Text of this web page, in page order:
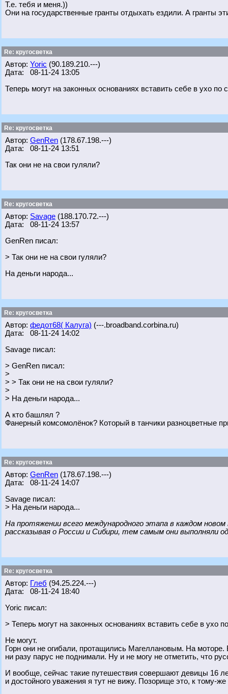
Т.е. тебя и меня.))
Они на государственные гранты отдыхать ездили. А гранты
Re: кругосветка
Автор: Yoric (90.189.210.---)
Дата: 08-11-24 13:05
Теперь могут на законных основаниях вставить себе в ухо по
Re: кругосветка
Автор: GenRen (178.67.198.---)
Дата: 08-11-24 13:51
Так они не на свои гуляли?
Re: кругосветка
Автор: Savage (188.170.72.---)
Дата: 08-11-24 13:57
GenRen писал:
> Так они не на свои гуляли?
На деньги народа...
Re: кругосветка
Автор: федот68( Калуга) (---.broadband.corbina.ru)
Дата: 08-11-24 14:02
Savage писал:
> GenRen писал:
>
> > Так они не на свои гуляли?
>
> На деньги народа...
А кто башлял ?
Фанерный комсомолёнок? Который в танчики разноцветные
Re: кругосветка
Автор: GenRen (178.67.198.---)
Дата: 08-11-24 14:07
Savage писал:
> На деньги народа...
На протяжении всего международного этапа в каждом
рассказывая о России и Сибири, тем самым они выполняли
Re: кругосветка
Автор: Глеб (94.25.224.---)
Дата: 08-11-24 18:40
Yoric писал:
> Теперь могут на законных основаниях вставить себе в ухо
Не могут.
Горн они не огибали, протащились Магеллановым. На
ни разу парус не поднимали. Ну и не могу не отметить, что
И вообще, сейчас такие путешествия совершают девицы 16
и достойного уважения я тут не вижу. Позорище это, к тому-